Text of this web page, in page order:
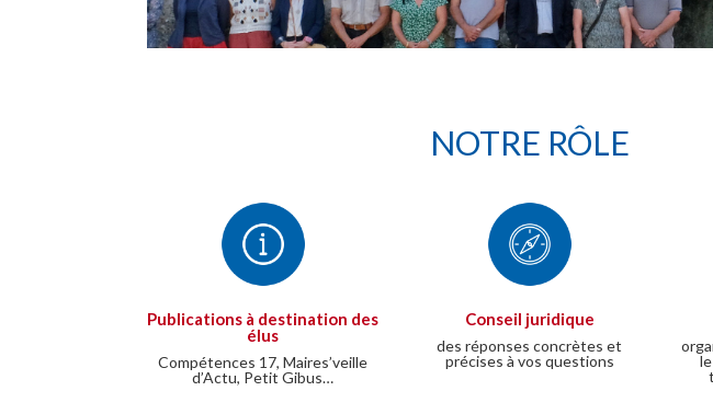
NOTRE RÔLE
Publications à destination des
élus
Compétences 17, Maires’veille
d’Actu, Petit Gibus…
Conseil juridique
des réponses concrètes et
précises à vos questions